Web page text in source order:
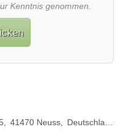
Kenntnis genommen.
41470 Neuss
Deutschland